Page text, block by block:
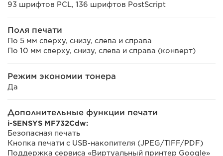
93 шрифтов PCL, 136 шрифтов PostScript
Поля печати
По 5 мм сверху, снизу, слева и справа
По 10 мм сверху, снизу, слева и справа (конверт)
Режим экономии тонера
Да
Дополнительные функции печати
i-SENSYS MF732Cdw:
Безопасная печать
Кнопка печати с USB-накопителя (JPEG/TIFF/PDF)
Поддержка сервиса «Виртуальный принтер Google»